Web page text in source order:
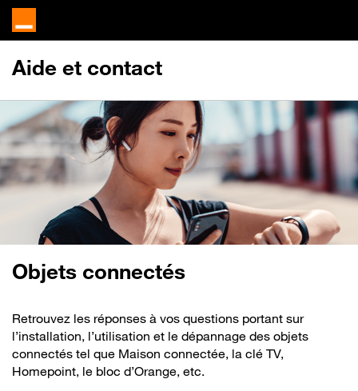
Aide et contact
Objets connectés
Retrouvez les réponses à vos questions portant sur
l’installation, l’utilisation et le dépannage des objets
connectés tel que Maison connectée, la clé TV,
Homepoint, le bloc d’Orange, etc.